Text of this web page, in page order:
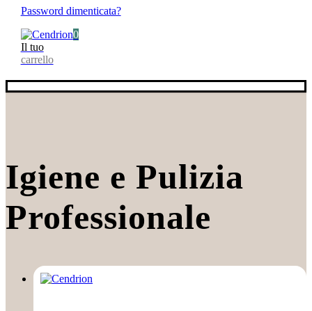
Password dimenticata?
0
Il tuo
carrello
Igiene e Pulizia
Professionale